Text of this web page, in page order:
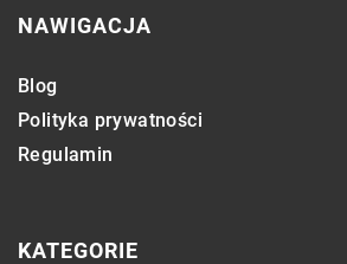
NAWIGACJA
Blog
Polityka prywatności
Regulamin
KATEGORIE